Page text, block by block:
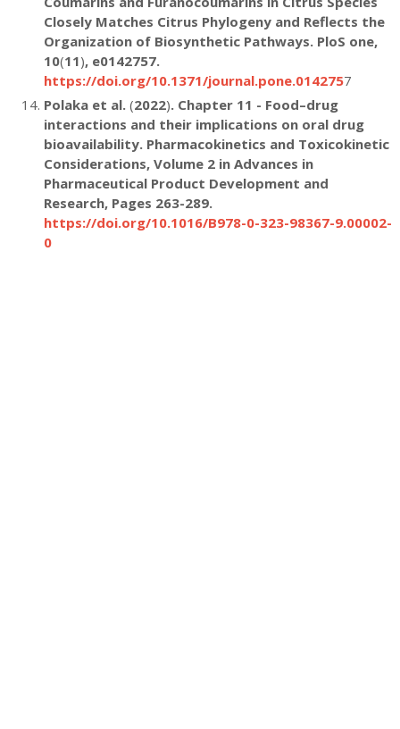
Closely Matches Citrus Phylogeny and Reflects the
Organization of Biosynthetic Pathways. PloS one,
10(11), e0142757.
https://doi.org/10.1371/journal.pone.0142757
Polaka et al. (2022). Chapter 11 - Food–drug
interactions and their implications on oral drug
bioavailability. Pharmacokinetics and Toxicokinetic
Considerations, Volume 2 in Advances in
Pharmaceutical Product Development and
Research, Pages 263-289.
https://doi.org/10.1016/B978-0-323-98367-9.00002-
0